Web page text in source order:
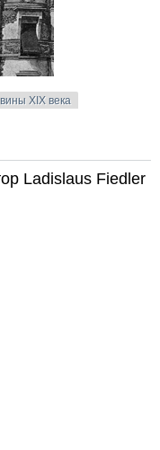
XIX века
Karman & Julius von
Ladislaus Fiedler